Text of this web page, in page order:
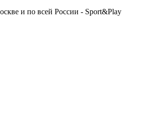
и по всей России - Sport&Play